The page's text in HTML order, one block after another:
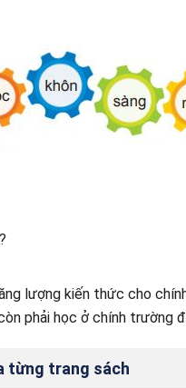
lượng kiến thức cho
phải học ở chính trường
từng trang sách